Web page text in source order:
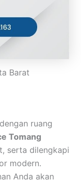
Barat
ruang
Tomang
serta dilengkapi
modern.
Anda akan